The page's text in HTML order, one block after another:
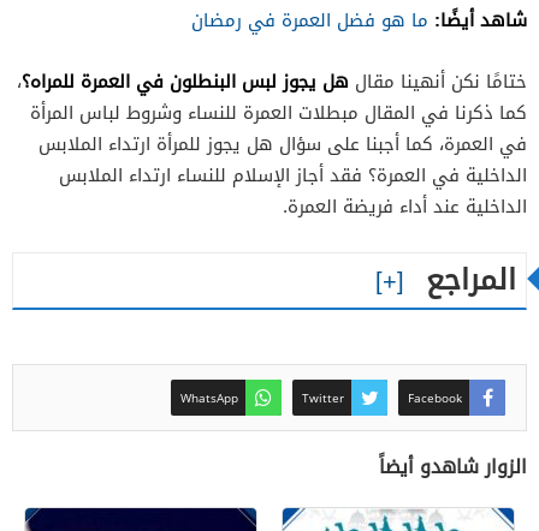
شاهد أيضًا: ما هو فضل العمرة في رمضان
ختامًا نكن أنهينا مقال هل يجوز لبس البنطلون في العمرة للمراه؟،
كما ذكرنا في المقال مبطلات العمرة للنساء وشروط لباس المرأة
في العمرة، كما أجبنا على سؤال هل يجوز للمرأة ارتداء الملابس
الداخلية في العمرة؟ فقد أجاز الإسلام للنساء ارتداء الملابس
الداخلية عند أداء فريضة العمرة.
المراجع
Facebook
Twitter
WhatsApp
الزوار شاهدو أيضاً